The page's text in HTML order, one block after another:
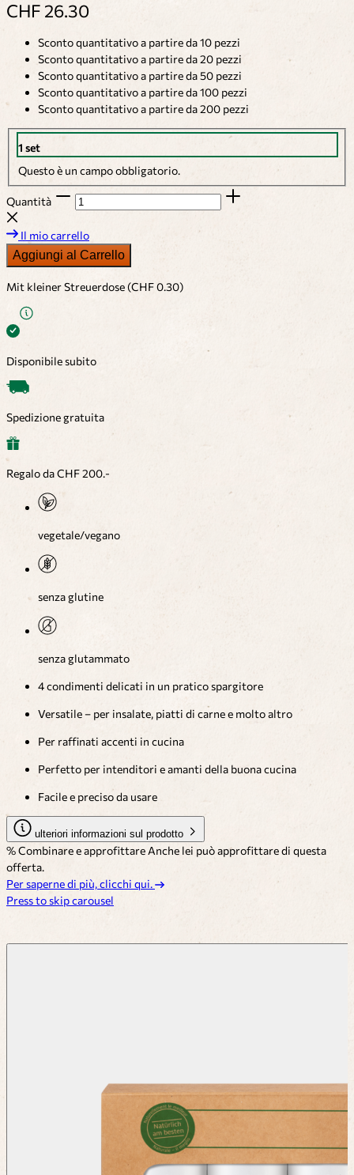
CHF 26.30
Sconto quantitativo a partire da 10 pezzi
Sconto quantitativo a partire da 20 pezzi
Sconto quantitativo a partire da 50 pezzi
Sconto quantitativo a partire da 100 pezzi
Sconto quantitativo a partire da 200 pezzi
1 set
Questo è un campo obbligatorio.
Quantità
Il mio carrello
Aggiungi al Carrello
Mit kleiner Streuerdose (CHF 0.30)
Disponibile subito
Spedizione gratuita
Regalo da CHF 200.-
vegetale/vegano
senza glutine
senza glutammato
4 condimenti delicati in un pratico spargitore
Versatile – per insalate, piatti di carne e molto altro
Per raffinati accenti in cucina
Perfetto per intenditori e amanti della buona cucina
Facile e preciso da usare
ulteriori informazioni sul prodotto
% Combinare e approfittareAnche lei può approfittare di questa
offerta.
Per saperne di più, clicchi qui.
Press to skip carousel